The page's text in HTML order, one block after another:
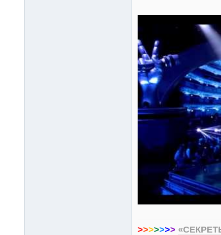
>>>>>>>